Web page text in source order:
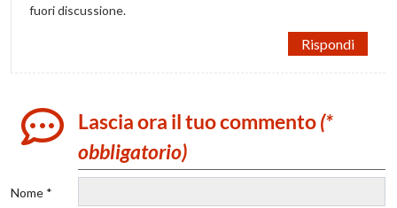
fuori discussione.
Rispondi
Lascia ora il tuo commento(*
obbligatorio)
Nome *